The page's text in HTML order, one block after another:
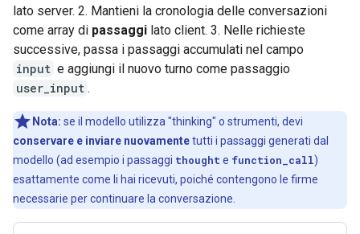
lato server. 2. Mantieni la cronologia delle conversazioni
come array di passaggi lato client. 3. Nelle richieste
successive, passa i passaggi accumulati nel campo
input e aggiungi il nuovo turno come passaggio
user_input .
Nota: se il modello utilizza "thinking" o strumenti, devi
conservare e inviare nuovamentetutti i passaggi generati dal
modello (ad esempio i passaggi thought e function_call)
esattamente come li hai ricevuti, poiché contengono le firme
necessarie per continuare la conversazione.